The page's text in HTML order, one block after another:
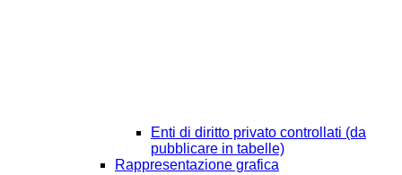
Enti di diritto privato controllati (da
pubblicare in tabelle)
Rappresentazione grafica